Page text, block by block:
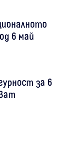
6 май
за 6